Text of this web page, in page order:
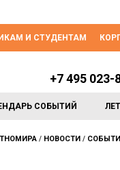
И СТУДЕНТАМ
СОБЫТИЙ
+7 495 023-
НОВОСТИ